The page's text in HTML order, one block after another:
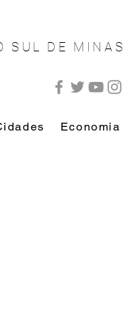
SUL DE MINAS
Economia